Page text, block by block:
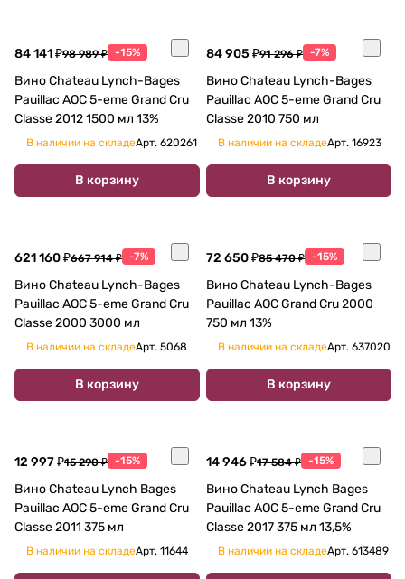
84 141 ₽98 989 ₽ -15%
Вино Chateau Lynch-Bages
Pauillac AOC 5-eme Grand Cru
Classe 2012 1500 мл 13%
В наличии на складеАрт. 620261
В корзину
84 905 ₽91 296 ₽ -7%
Вино Chateau Lynch-Bages
Pauillac AOC 5-eme Grand Cru
Classe 2010 750 мл
В наличии на складеАрт. 16923
В корзину
621 160 ₽667 914 ₽ -7%
Вино Chateau Lynch-Bages
Pauillac AOC 5-eme Grand Cru
Classe 2000 3000 мл
В наличии на складеАрт. 5068
В корзину
72 650 ₽85 470 ₽ -15%
Вино Chateau Lynch-Bages
Pauillac AOC Grand Cru 2000
750 мл 13%
В наличии на складеАрт. 637020
В корзину
12 997 ₽15 290 ₽ -15%
Вино Chateau Lynch Bages
Pauillac AOC 5-eme Grand Cru
Classe 2011 375 мл
В наличии на складеАрт. 11644
14 946 ₽17 584 ₽ -15%
Вино Chateau Lynch Bages
Pauillac AOC 5-eme Grand Cru
Classe 2017 375 мл 13,5%
В наличии на складеАрт. 613489